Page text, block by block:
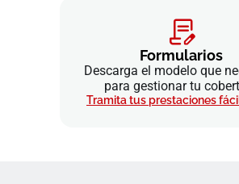
Formularios
Descarga el modelo que
para gestionar tu
Tramita tus prestaciones